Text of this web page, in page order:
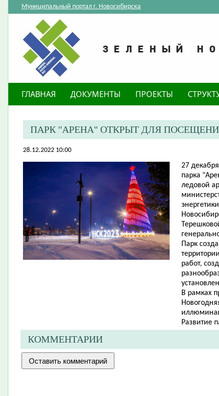
Муниципальный портал г. Новосибирска
ГЛАВНАЯ ДОКУМЕНТЫ ПРОЕКТЫ
ПАРК "АРЕНА" ОТКРЫТ ДЛЯ
28.12.2022 10:00
​27
парка
ледовой
Парк
работ,
В рамках
Развитие
КОММЕНТАРИИ